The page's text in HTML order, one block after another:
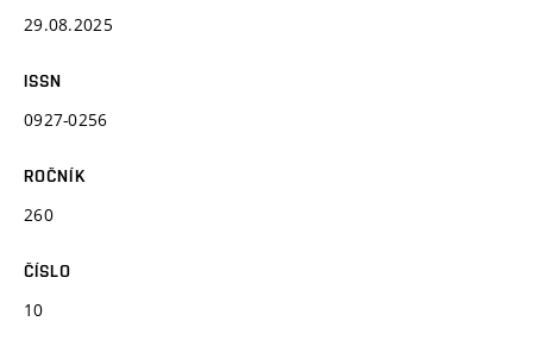
29.08.2025
ISSN
0927-0256
ROČNÍK
260
ČÍSLO
10